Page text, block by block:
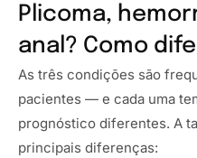
Plicoma,
anal? Como
As três condições são
pacientes — e cada uma
prognóstico diferentes. A
principais diferenças: